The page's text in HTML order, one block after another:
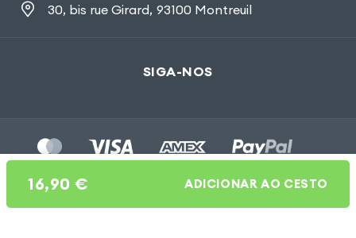
16,90 € ADICIONAR AO CESTO
30, bis rue Girard, 93100 Montreuil
SIGA-NOS